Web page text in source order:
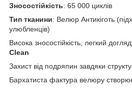
Зносостійкість: 65 000 циклів
Тип тканини: Велюр Антикіготь
улюбленців)
Висока зносостійкість, легкий
Clean
Захист від подряпин завдяки
Бархатиста фактура велюру